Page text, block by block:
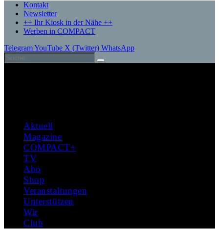
Kontakt
Newsletter
++ Ihr Kiosk in der Nähe ++
Werben in COMPACT
TelegramYouTube X (Twitter) WhatsApp
Aktuell
Magazine
COMPACT+
TV
Abo
Shop
Veranstaltungen
Unterstützen
Wir
Club